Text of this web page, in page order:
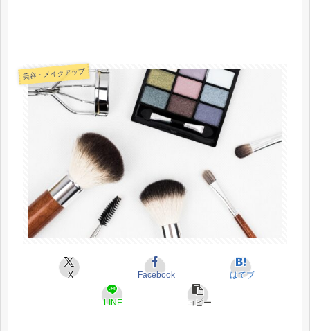
美容・メイクアップ
X Facebook はてブ
LINE コピー